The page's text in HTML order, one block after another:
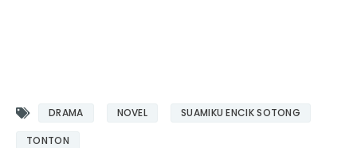
DRAMA NOVEL SUAMIKU ENCIK SOTONG
TONTON